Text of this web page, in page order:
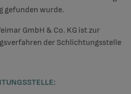
gefunden wurde.
GmbH & Co. KG ist zur
der Schlichtungsstelle